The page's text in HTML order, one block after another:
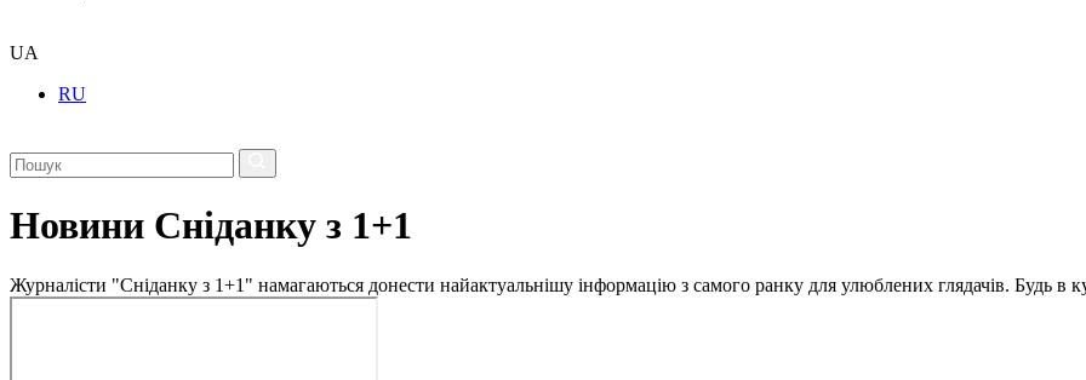
UA
RU
Новини Сніданку з 1+1
Журналісти "Сніданку з 1+1" намагаються донести найактуальнішу інформацію з самого ранку для улюблених глядачів. Будь в